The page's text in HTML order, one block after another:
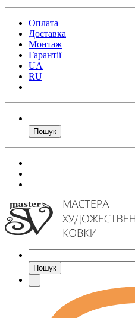
Оплата
Доставка
Монтаж
Гарантії
UA
RU
Пошук
Пошук